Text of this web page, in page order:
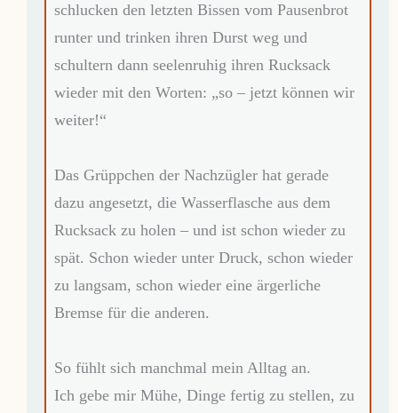
schlucken den letzten Bissen vom Pausenbrot
runter und trinken ihren Durst weg und
schultern dann seelenruhig ihren Rucksack
wieder mit den Worten: „so – jetzt können wir
weiter!“
Das Grüppchen der Nachzügler hat gerade
dazu angesetzt, die Wasserflasche aus dem
Rucksack zu holen – und ist schon wieder zu
spät. Schon wieder unter Druck, schon wieder
zu langsam, schon wieder eine ärgerliche
Bremse für die anderen.
So fühlt sich manchmal mein Alltag an.
Ich gebe mir Mühe, Dinge fertig zu stellen, zu